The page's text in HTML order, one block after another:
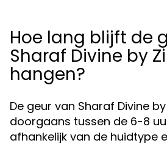
Hoe lang blijft de
Sharaf Divine by
hangen?
De geur van Sharaf Divine
doorgaans tussen de 6-8
afhankelijk van de huidtype